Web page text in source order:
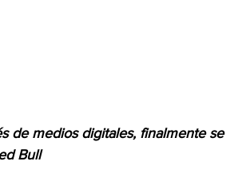
de medios digitales, finalmente se
Bull